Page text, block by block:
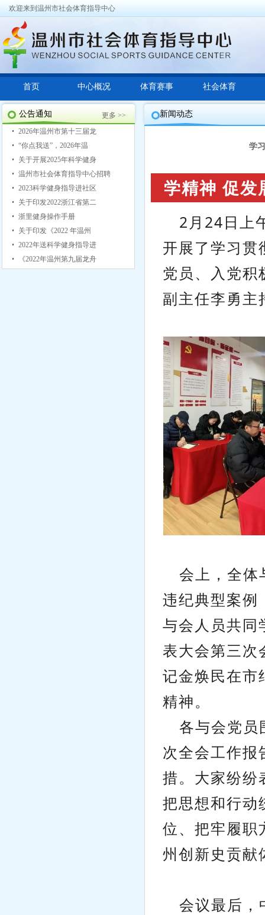
欢迎来到温州市社会体育指导中心
首页 中心概况 体育赛事 社会体育
公告通知
更多 >>
2026年温州市第十三届龙
“你点我送”，2026年温
关于开展2025年科学健身
温州市社会体育指导中心招聘
2023科学健身指导进社区
关于印发2022浙江省第二
浙里健身操作手册
关于印发《2022 年温州
2022年送科学健身指导进
《2022年温州第九届龙舟
新闻动态
学
学精神 促发
2月24日上
开展了学习贯
党员、入党积
副主任李勇主
会上，全体
违纪典型案例
与会人员共同
表大会第三次
记金焕民在市
精神。
各与会党员
次全会工作报
措。大家纷纷
把思想和行动
位、把牢履职
州创新史贡献
会议最后，